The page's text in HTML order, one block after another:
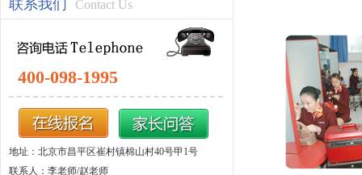
联系我们 Contact Us
400-098-1995
地址：北京市昌平区崔村镇棉山村40号甲1号
联系人：李老师/赵老师